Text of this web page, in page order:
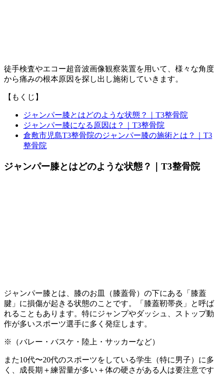
徒手検査やエコー超音波画像観察装置を用いて、様々な角度
から痛みの根本原因を探し出し施術していきます。
【もくじ】
ジャンパー膝とはどのような状態？｜T3整骨院
ジャンパー膝になる原因は？｜T3整骨院
倉敷市児島T3整骨院のジャンパー膝の施術とは？｜T3
整骨院
ジャンパー膝とはどのような状態？｜T3整骨院
ジャンパー膝とは、膝のお皿（膝蓋骨）の下にある「膝蓋
腱」に損傷が起きる状態のことです。「膝蓋靭帯炎」と呼ば
れることもあります。 特にジャンプやダッシュ、ストップ動
作が多いスポーツ選手に多く発症します。
※（バレー・バスケ・陸上・サッカーなど）
また10代〜20代のスポーツをしている学生（特に男子）に多
く、 成長期＋練習量が多い＋体の硬さがある人は要注意です